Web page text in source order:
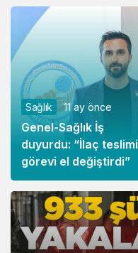
Sağlık 11 ay önce
Genel-Sağlık İş
duyurdu: “İlaç teslimi
görevi el değiştirdi”